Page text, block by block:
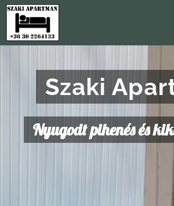
Szaki
Nyugodt pihenés és